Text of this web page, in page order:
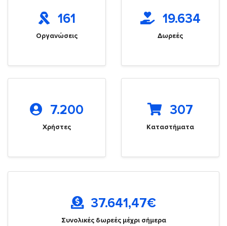
161
Οργανώσεις
19.634
Δωρεές
7.200
Χρήστες
307
Καταστήματα
37.641,47€
Συνολικές δωρεές μέχρι σήμερα